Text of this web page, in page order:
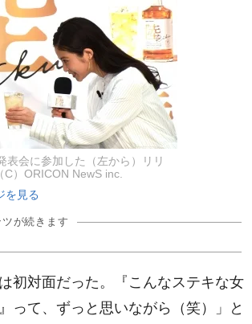
表会に参加した（左から）リリ
C）ORICON NewS inc.
を見る
が続きます
初対面だった。『こんなステキな女
って、ずっと思いながら（笑）」と